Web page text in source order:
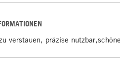
verstauen, präzise